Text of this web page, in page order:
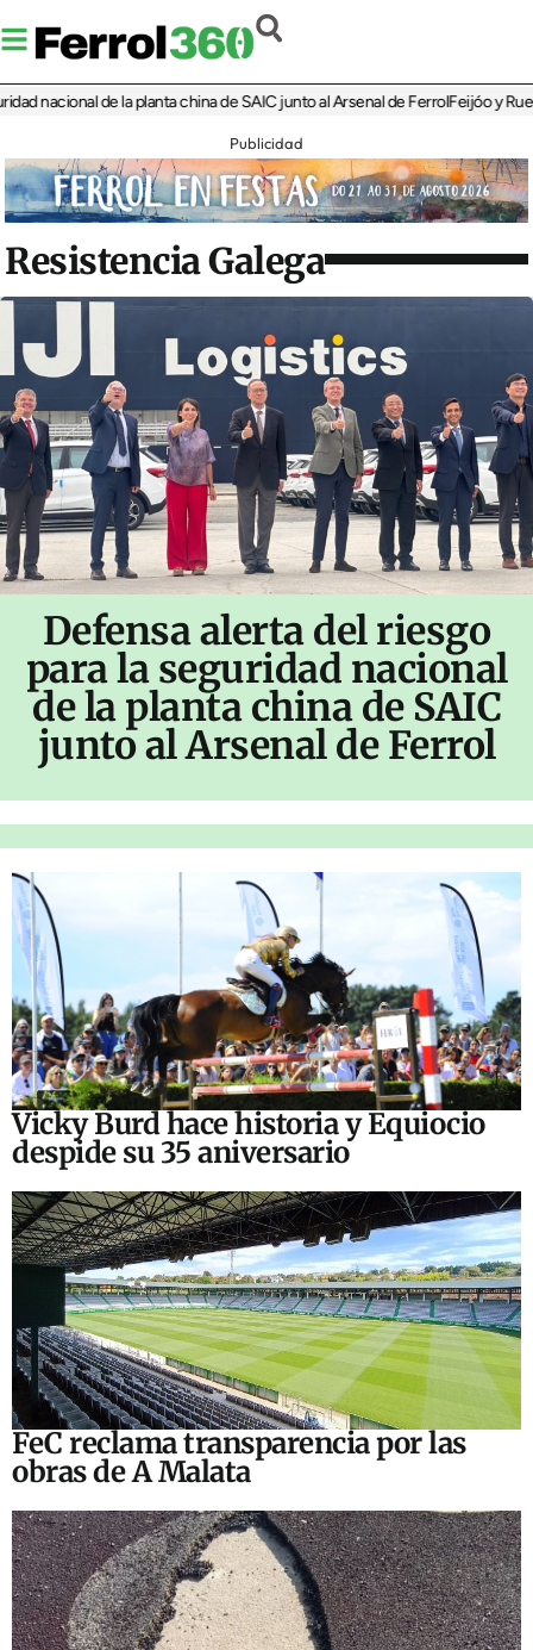
de la planta china de SAIC junto al Arsenal de FerrolFeijóo y Rueda
Publicidad
Resistencia Galega
Defensa alerta del riesgo
para la seguridad nacional
de la planta china de SAIC
junto al Arsenal de Ferrol
Vicky Burd hace historia y Equiocio
despide su 35 aniversario
FeC reclama transparencia por las
obras de A Malata